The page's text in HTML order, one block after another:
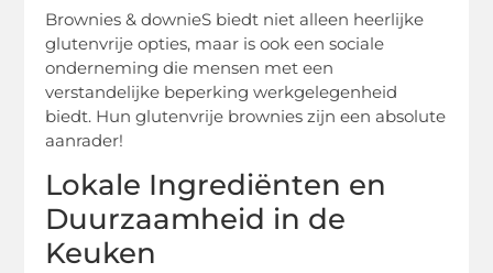
Brownies & downieS biedt niet alleen heerlijke
glutenvrije opties, maar is ook een sociale
onderneming die mensen met een
verstandelijke beperking werkgelegenheid
biedt. Hun glutenvrije brownies zijn een absolute
aanrader!
Lokale Ingrediënten en
Duurzaamheid in de
Keuken